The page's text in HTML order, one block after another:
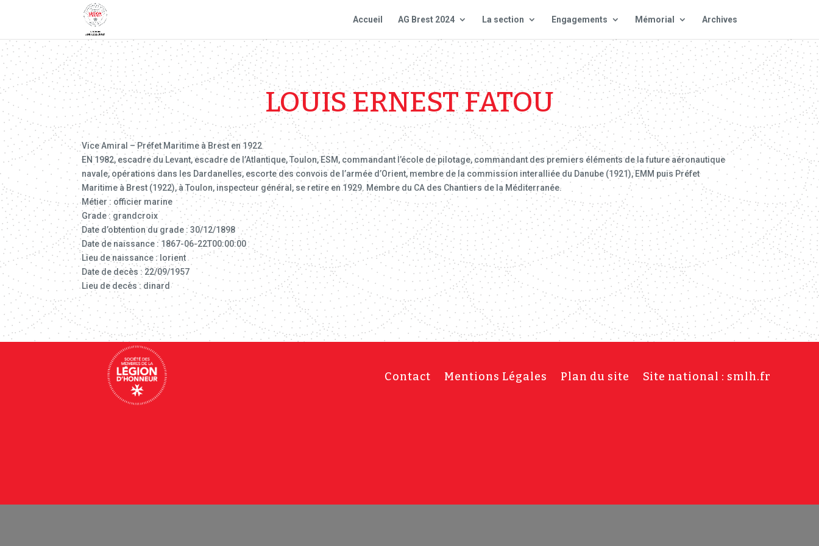
Accueil AG Brest 2024 La section Engagements Mémorial Archives
LOUIS ERNEST FATOU
Vice Amiral – Préfet Maritime à Brest en 1922
EN 1982, escadre du Levant, escadre de l’Atlantique, Toulon, ESM, commandant l’école de pilotage, commandant des premiers éléments de la future aéronautique
navale, opérations dans les Dardanelles, escorte des convois de l’armée d’Orient, membre de la commission interalliée du Danube (1921), EMM puis Préfet
Maritime à Brest (1922), à Toulon, inspecteur général, se retire en 1929. Membre du CA des Chantiers de la Méditerranée.
Métier : officier marine
Grade : grandcroix
Date d’obtention du grade : 30/12/1898
Date de naissance : 1867-06-22T00:00:00
Lieu de naissance : lorient
Date de decès : 22/09/1957
Lieu de decès : dinard
Contact Mentions Légales Plan du site Site national : smlh.fr